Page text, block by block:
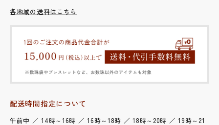
各地域の送料はこちら
配送時間指定について
午前中 ／ 14時～16時 ／ 16時～18時 ／ 18時～20時 ／ 19時～21